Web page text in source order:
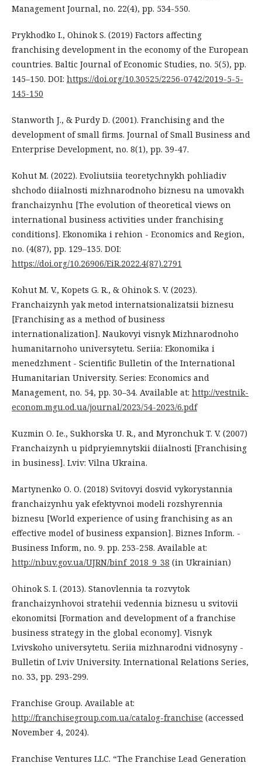
Management Journal, no. 22(4), pp. 534-550.
Prykhodko I., Ohinok S. (2019) Factors affecting
franchising development in the economy of the European
countries. Baltic Journal of Economic Studies, no. 5(5), pp.
145–150. DOI: https://doi.org/10.30525/2256-0742/2019-5-5-
145-150
Stanworth J., & Purdy D. (2001). Franchising and the
development of small firms. Journal of Small Business and
Enterprise Development, no. 8(1), pp. 39-47.
Kohut M. (2022). Evoliutsiia teoretychnykh pohliadiv
shchodo diialnosti mizhnarodnoho biznesu na umovakh
franchaizynhu [The evolution of theoretical views on
international business activities under franchising
conditions]. Ekonomika i rehion - Economics and Region,
no. (4(87), pp. 129–135. DOI:
https://doi.org/10.26906/EiR.2022.4(87).2791
Kohut M. V., Kopets G. R., & Ohinok S. V. (2023).
Franchaizynh yak metod internatsionalizatsii biznesu
[Franchising as a method of business
internationalization]. Naukovyi visnyk Mizhnarodnoho
humanitarnoho universytetu. Seriia: Ekonomika i
menedzhment - Scientific Bulletin of the International
Humanitarian University. Series: Economics and
Management, no. 54, pp. 30–34. Available at: http://vestnik-
econom.mgu.od.ua/journal/2023/54-2023/6.pdf
Kuzmin O. Ie., Sukhorska U. R., and Myronchuk T. V. (2007)
Franchaizynh u pidpryiemnytskii diialnosti [Franchising
in business]. Lviv: Vilna Ukraina.
Martynenko O. O. (2018) Svitovyi dosvid vykorystannia
franchaizynhu yak efektyvnoi modeli rozshyrennia
biznesu [World experience of using franchising as an
effective model of business expansion]. Biznes Inform. -
Business Inform, no. 9. pp. 253-258. Available at:
http://nbuv.gov.ua/UJRN/binf_2018_9_38 (in Ukrainian)
Ohinok S. I. (2013). Stanovlennia ta rozvytok
franchaizynhovoi stratehii vedennia biznesu u svitovii
ekonomitsi [Formation and development of a franchise
business strategy in the global economy]. Visnyk
Lvivskoho universytetu. Seriia mizhnarodni vidnosyny -
Bulletin of Lviv University. International Relations Series,
no. 33, pp. 293-299.
Franchise Group. Available at:
http://franchisegroup.com.ua/catalog-franchise (accessed
November 4, 2024).
Franchise Ventures LLC. “The Franchise Lead Generation